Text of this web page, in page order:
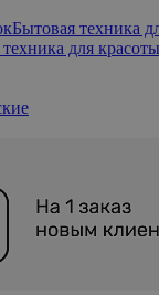
Бытовая техника
для красоты